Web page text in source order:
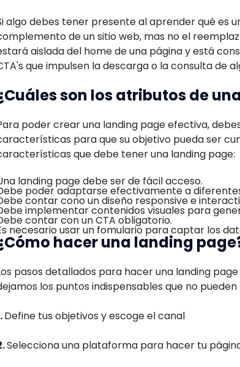
algo debes tener presente al aprender qué es
de un sitio web, mas no el
aislada del home de una página y está
que impulsen la descarga o la consulta de
son los atributos de
poder crear una landing page efectiva,
para que su objetivo pueda ser
que debe tener una landing page:
landing page debe ser de fácil acceso.
poder adaptarse efectivamente a
contar cono un diseño responsive e
implementar contenidos visuales para
contar con un CTA obligatorio.
necesario usar un fomulario para captar los
hacer una landing
pasos detallados para hacer una landing
los puntos indispensables que no
Define tus objetivos y escoge el canal
Selecciona una plataforma para hacer tu